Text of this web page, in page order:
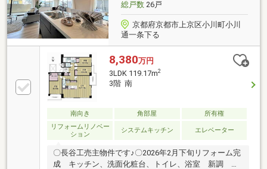
総戸数26戸
京都府京都市上京区小川町小川
通一条下る
8,380万円
3LDK 119.17m2
3階 南
南向き 角部屋
所有権
リフォームリノベー
ション
システムキッチン エレベーター
〇長谷工売主物件です♪〇2026年2月下旬リフォーム完
成 キッチン、洗面化粧台、トイレ、浴室 新調 ク